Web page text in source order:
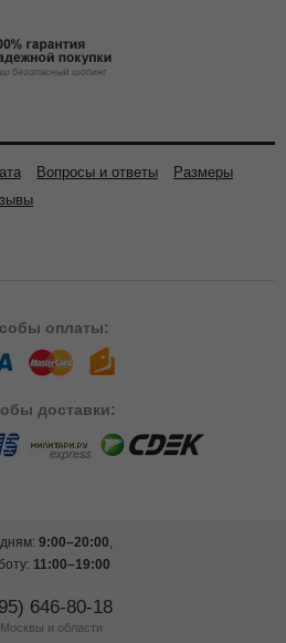
Вопросы и ответы
Размеры
оплаты:
доставки:
9:00–20:00,
11:00–19:00
646-80-18
и области